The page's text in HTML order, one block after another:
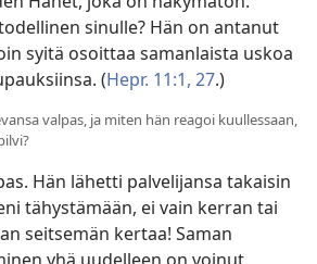
sinulle? Hän on antanut
syitä osoittaa samanlaista uskoa
(Hepr. 11:1, 27.)
valpas, ja miten hän reagoi kuullessaan,
Hän lähetti palvelijansa takaisin
tähystämään, ei vain kerran tai
seitsemän kertaa! Saman